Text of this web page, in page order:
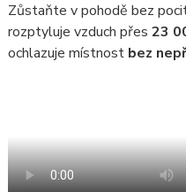
Zůstaňte v pohodě bez
rozptyluje vzduch přes 23
ochlazuje místnost bez